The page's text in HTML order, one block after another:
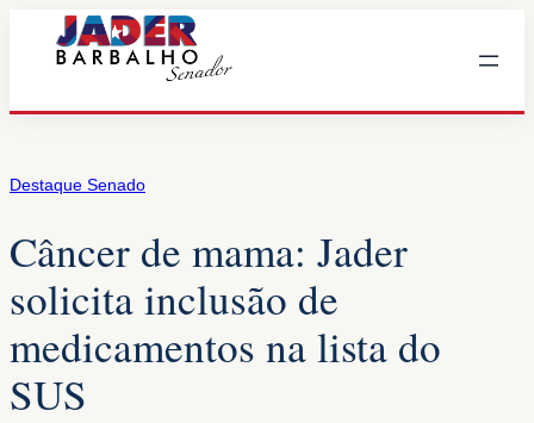
Destaque Senado
Câncer de mama: Jader
solicita inclusão de
medicamentos na lista do
SUS